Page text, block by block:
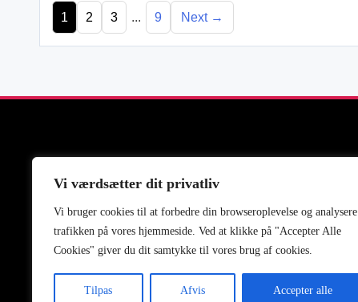
Vi værdsætter dit privatliv
Vi bruger cookies til at forbedre din browseroplevelse og analysere
trafikken på vores hjemmeside. Ved at klikke på "Accepter Alle
Cookies" giver du dit samtykke til vores brug af cookies.
Tilpas Afvis Accepter alle
1 2 3 ... 9 Next →
AboutBlog